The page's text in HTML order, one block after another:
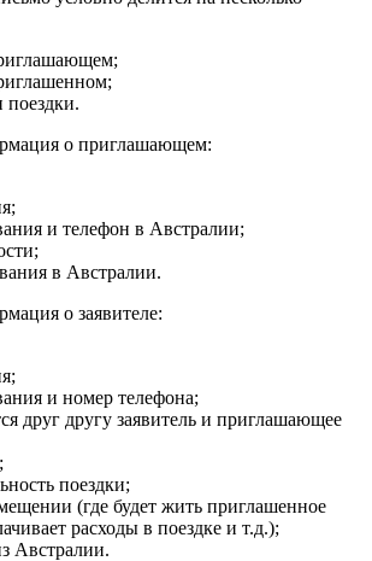
поездки.
о приглашающем:
и телефон в Австралии;
в Австралии.
о заявителе:
и номер телефона;
друг другу заявитель и приглашающее
поездки;
(где будет жить приглашенное
расходы в поездке и т.д.);
Австралии.